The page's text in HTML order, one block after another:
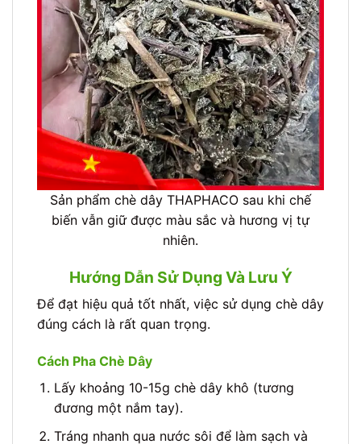
Sản phẩm chè dây THAPHACO sau khi chế
biến vẫn giữ được màu sắc và hương vị tự
nhiên.
Hướng Dẫn Sử Dụng Và Lưu Ý
Để đạt hiệu quả tốt nhất, việc sử dụng chè dây
đúng cách là rất quan trọng.
Cách Pha Chè Dây
Lấy khoảng 10-15g chè dây khô (tương
đương một nắm tay).
Tráng nhanh qua nước sôi để làm sạch và